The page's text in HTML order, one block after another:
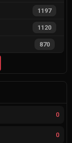
1197
1120
870
0
0